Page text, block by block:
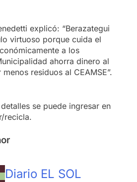
explicó: “Berazategui
virtuoso porque cuida el
a los
ahorra dinero al
residuos al CEAMSE”.
se puede ingresar en
recicla.
Diario EL SOL